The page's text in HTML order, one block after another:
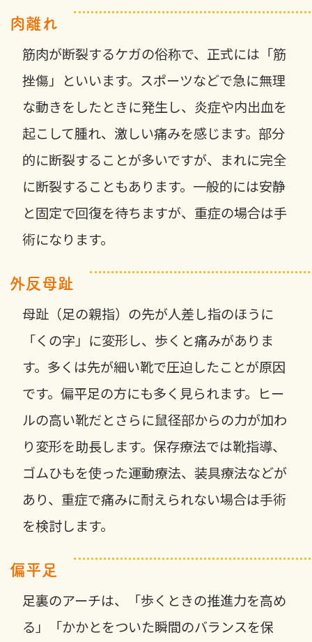
肉離れ
筋肉が断裂するケガの俗称で、正式には「筋
挫傷」といいます。スポーツなどで急に無理
な動きをしたときに発生し、炎症や内出血を
起こして腫れ、激しい痛みを感じます。部分
的に断裂することが多いですが、まれに完全
に断裂することもあります。一般的には安静
と固定で回復を待ちますが、重症の場合は手
術になります。
外反母趾
母趾（足の親指）の先が人差し指のほうに
「くの字」に変形し、歩くと痛みがありま
す。多くは先が細い靴で圧迫したことが原因
です。偏平足の方にも多く見られます。ヒー
ルの高い靴だとさらに鼠径部からの力が加わ
り変形を助長します。保存療法では靴指導、
ゴムひもを使った運動療法、装具療法などが
あり、重症で痛みに耐えられない場合は手術
を検討します。
偏平足
足裏のアーチは、「歩くときの推進力を高め
る」「かかとをついた瞬間のバランスを保